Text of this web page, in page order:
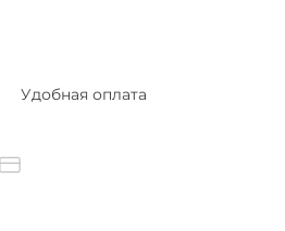
Удобная оплата